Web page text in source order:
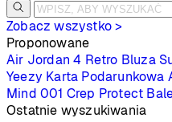
Zobacz wszystko >
Proponowane
Air Jordan 4 Retro Bluza
Yeezy Karta Podarunkowa
Mind 001 Crep Protect
Ostatnie wyszukiwania